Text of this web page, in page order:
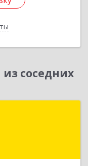
соседних
г,